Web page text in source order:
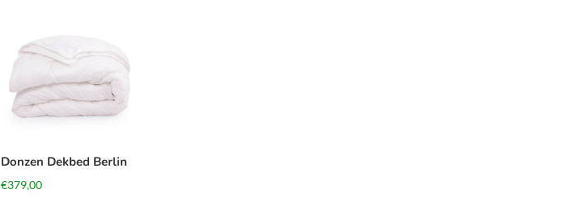
Donzen Dekbed Berlin
€379,00